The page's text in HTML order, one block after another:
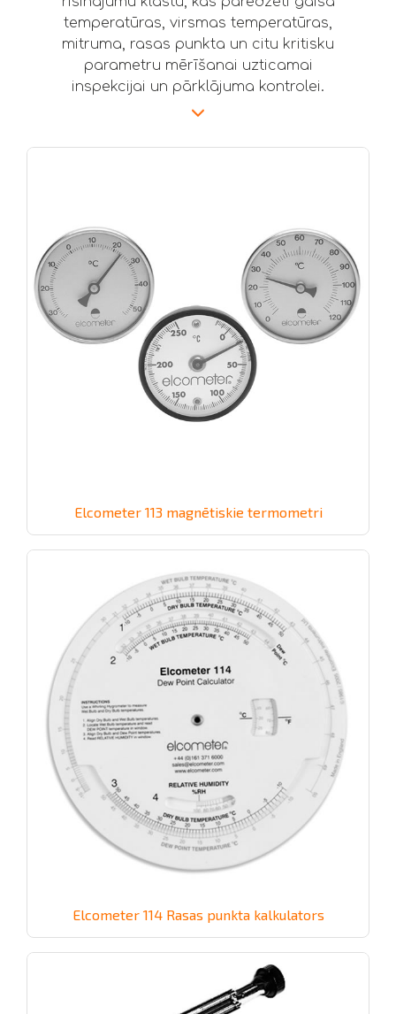
temperatūras, virsmas temperatūras,
mitruma, rasas punkta un citu kritisku
parametru mērīšanai uzticamai
Elcometer 113 magnētiskie termometri
Elcometer 114 Rasas punkta kalkulators